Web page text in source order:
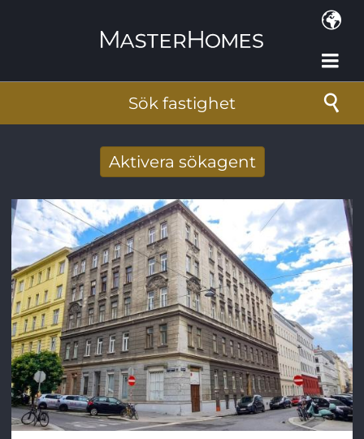
Sök fastighet
Aktivera sökagent
E-postadress